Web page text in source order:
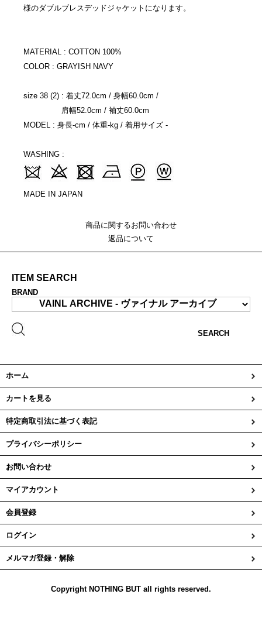
様のダブルブレスデッドジャケットになります。
MATERIAL : COTTON 100%
COLOR : GRAYISH NAVY
size 38 (2) : 着丈72.0cm / 身幅60.0cm /
肩幅52.0cm / 袖丈60.0cm
MODEL : 身長-cm / 体重-kg / 着用サイズ -
WASHING :
MADE IN JAPAN
商品に関するお問い合わせ
返品について
ITEM SEARCH
BRAND
SEARCH
ホーム
カートを見る
特定商取引法に基づく表記
プライバシーポリシー
お問い合わせ
マイアカウント
会員登録
ログイン
メルマガ登録・解除
Copyright NOTHING BUT all rights reserved.